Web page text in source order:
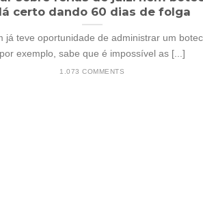
certo dando 60 dias de folga
já teve oportunidade de administrar um
por exemplo, sabe que é impossível as [...]
1.073 COMMENTS